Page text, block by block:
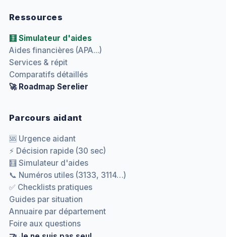
Ressources
🧮 Simulateur d'aides
Aides financières (APA...)
Services & répit
Comparatifs détaillés
🚀 Roadmap Serelier
Parcours aidant
🆘 Urgence aidant
⚡ Décision rapide (30 sec)
🧮 Simulateur d'aides
📞 Numéros utiles (3133, 3114…)
✅ Checklists pratiques
Guides par situation
Annuaire par département
Foire aux questions